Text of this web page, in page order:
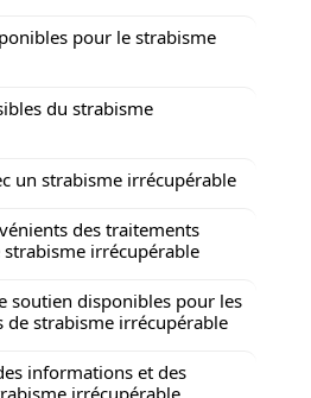
pour le strabisme
du strabisme
un strabisme irrécupérable
des traitements
irrécupérable
soutien disponibles pour les
de strabisme irrécupérable
informations et des
irrécupérable